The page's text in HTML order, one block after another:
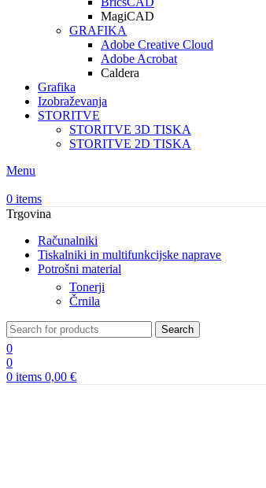
MagiCAD
GRAFIKA
Adobe Creative Cloud
Adobe Acrobat
Caldera
Grafika
Izobraževanja
STORITVE
STORITVE 3D TISKA
STORITVE 2D TISKA
Menu
0 items
Trgovina
Računalniki
Tiskalniki in multifunkcijske naprave
Potrošni material
Tonerji
Črnila
Search
0
0
0 items 0,00 €